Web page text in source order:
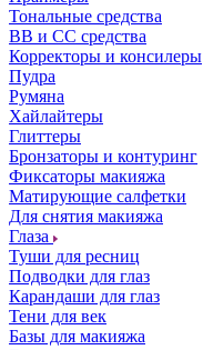
Тональные средства
ВВ и СС средства
Корректоры и консилеры
Пудра
Румяна
Хайлайтеры
Глиттеры
Бронзаторы и контуринг
Фиксаторы макияжа
Матирующие салфетки
Для снятия макияжа
Глаза
Туши для ресниц
Подводки для глаз
Карандаши для глаз
Тени для век
Базы для макияжа